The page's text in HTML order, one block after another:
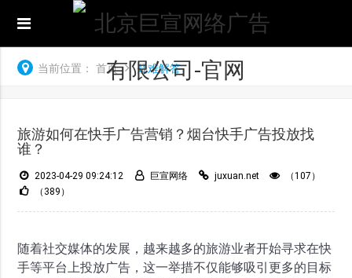
当前位置： 首页 疑难解答
旅游如何在快手广告营销？烟台快手广告投放找
谁？
2023-04-29 09:24:12 巨宣网络 juxuan.net
（107）
（389）
随着社交媒体的发展，越来越多的旅游业者开始寻求在快
手等平台上投放广告，这一举措不仅能够吸引更多的目标